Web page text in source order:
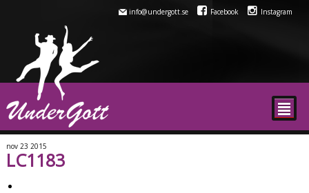
info@undergott.se Facebook Instagram
²
nov 23 2015
LC1183